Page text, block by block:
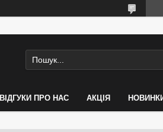
ВІДГУКИ ПРО НАС АКЦІЯ